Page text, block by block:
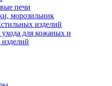
печи
морозильник
изделий
ухода для кожаных и